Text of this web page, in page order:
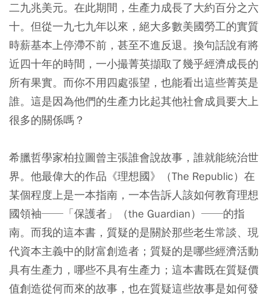
二九兆美元。在此期間，生產力成長了大約百分之六
十。但從一九七九年以來，絕大多數美國勞工的實質
時薪基本上停滯不前，甚至不進反退。換句話說有將
近四十年的時間，一小撮菁英擷取了幾乎經濟成長的
所有果實。而你不用四處張望，也能看出這些菁英是
誰。這是因為他們的生產力比起其他社會成員要大上
很多的關係嗎？
希臘哲學家柏拉圖曾主張誰會說故事，誰就能統治世
界。他最偉大的作品《理想國》（The Republic）在
某個程度上是一本指南，一本告訴人該如何教育理想
國領袖──「保護者」（the Guardian）──的指
南。而我的這本書，質疑的是關於那些老生常談、現
代資本主義中的財富創造者；質疑的是哪些經濟活動
具有生產力，哪些不具有生產力；這本書既在質疑價
值創造從何而來的故事，也在質疑這些故事是如何發